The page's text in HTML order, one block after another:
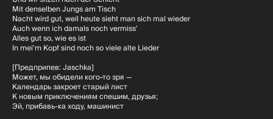
Mit denselben Jungs am Tisch
Nacht wird gut, weil heute sieht man sich mal wieder
Auch wenn ich damals noch vermiss'
Alles gut so, wie es ist
In mei'm Kopf sind noch so viele alte Lieder
[Предприпев: Jaschka]
Может, мы обидели кого-то зря —
Календарь закроет старый лист
К новым приключениям спешим, друзья;
Эй, прибавь-ка ходу, машинист